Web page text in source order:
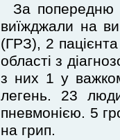
За попередню
виїжджали на
(ГРЗ), 2
області з
з них 1 у
легень. 23
пневмонією. 5
на грип.